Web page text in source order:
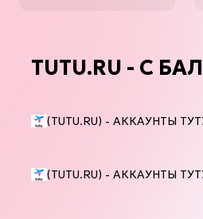
TUTU.RU - С
(TUTU.RU) - АККАУНТЫ
(TUTU.RU) - АККАУНТЫ